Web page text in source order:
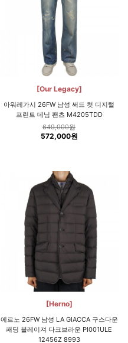
[Our Legacy]
아워레가시 26FW 남성 써드 컷 디지털
프린트 데님 팬츠 M4205TDD
649,000원
572,000원
[Herno]
에르노 26FW 남성 LA GIACCA 구스다운
패딩 블레이져 다크브라운 PI001ULE
12456Z 8993